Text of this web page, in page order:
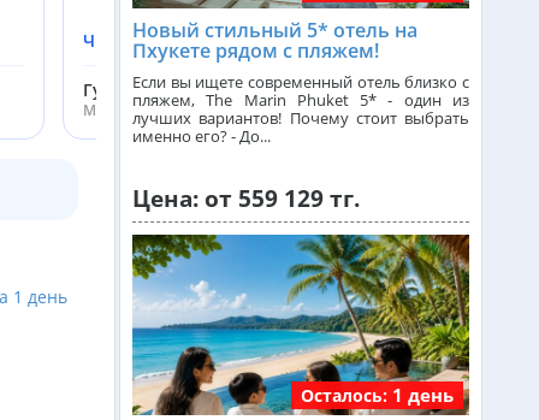
Читать подробнее
Гусакова Екатерина
Менеджер ht.kz
Франция из Алматы
Болгария из Алматы
Финляндия из Алматы
Сингапур из Алматы
Танзания из Алматы
Новый стильный 5* отель на
Пхукете рядом с пляжем!
Если вы ищете современный отель близко с
пляжем, The Marin Phuket 5* - один из
лучших вариантов! Почему стоит выбрать
именно его? - До...
Цена: от 559 129 тг.
Осталось: 1 день